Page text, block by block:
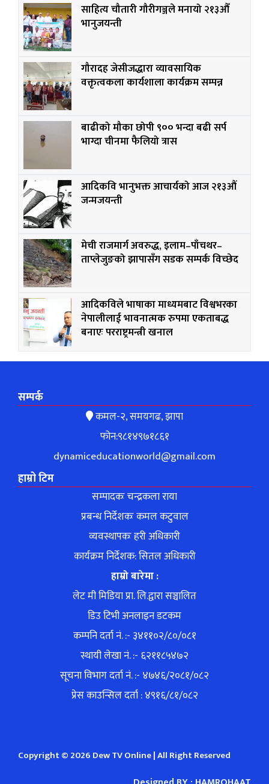
साहित्य चौतारी गौरीगञ्जले मनायो २१३औँ
भानुजयन्ती
गौरादह जेसीजद्धारा व्यावसायिक
वक्तृत्वकला कार्यशाला कार्यक्रम सम्पन्न
बाढीको मौका छोपी ९०० भन्दा बढी सर्प
भाग्दा चीनमा फैलियो त्रास
आदिकवि भानुभक्त आचार्यको आज २१३औं
जन्मजयन्ती
मेची राजमार्ग अवरुद्ध, इलाम–पाँचथर–
ताप्लेजुङको झापासँग सडक सम्पर्क विच्छेद
आदिकविले भाषाका माध्यमबाट विश्वभरका
नेपालीलाई भावनात्मक रुपमा एकताबद्ध
बनाएः परराष्ट्रमन्त्री खनाल
सम्पर्क
कमल-२, समयगढ, झापा
फोन:९८१४९७१८६१
dynamiceducationworld@gmail.com
हाम्रो टिम
सम्पादकः चन्द्रकला राया
प्रबन्ध निर्देशकः कमल कटुवाल
व्यवस्थापकः हरी अधिकारी
कार्यक्रम निर्देशक: सितल अधिकारी
हाम्रो बारेमा :
लेट मी मिडिया प्रा. लि.द्वारा सञ्चालित
डिउ टिभी अनलाइन डटकम
कम्पनि दर्ता नं. :- ३४११०२/८०/०८१
स्थायी लेखा नं. :- ६२११८५४७२
सूचना विभाग दर्ता नं. :- ४७४६/२०८१/०८२
प्रेस काउन्सिल दर्ता : ४९१६/८१/०८२
Copyright © 2026 Dew TV Online | All Right Reserved